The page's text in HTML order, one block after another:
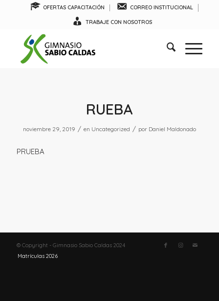
OFERTAS CAPACITACIÓN CORREO INSTITUCIONAL
TRABAJE CON NOSOTROS
RUEBA
noviembre 29, 2019 / en Uncategorized / por Daniel Maldonado
PRUEBA
© Copyright - Gimnasio Sabio Caldas 2024
Matrículas 2026